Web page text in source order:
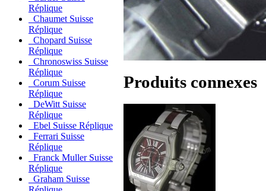
Réplique
Chaumet Suisse
Réplique
Chopard Suisse
Réplique
Chronoswiss Suisse
Réplique
Corum Suisse
Réplique
DeWitt Suisse
Réplique
Ebel Suisse Réplique
Ferrari Suisse
Réplique
Franck Muller Suisse
Réplique
Graham Suisse
Produits connexes